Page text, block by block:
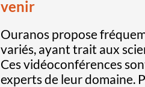
venir
Ouranos propose
variés, ayant trait aux
Ces vidéoconférences
experts de leur domaine.